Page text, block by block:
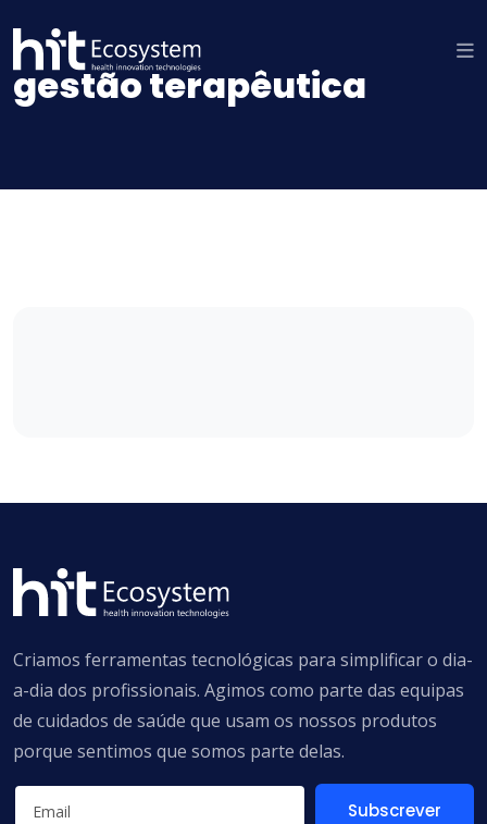
gestão terapêutica
Criamos ferramentas tecnológicas para simplificar o dia-
a-dia dos profissionais. Agimos como parte das equipas
de cuidados de saúde que usam os nossos produtos
porque sentimos que somos parte delas.
Subscrever